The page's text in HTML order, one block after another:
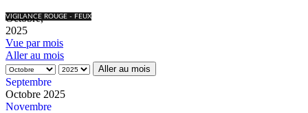
VIGILANCE ROUGE - FEUX
Octobre,
2025
Vue par mois
Aller au mois
Aller au mois
Septembre
Octobre 2025
Novembre